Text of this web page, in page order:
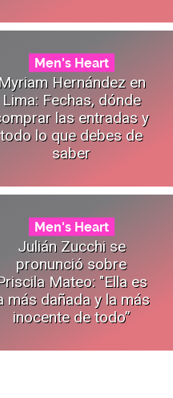
Men's Heart
Myriam Hernández en
Lima: Fechas, dónde
las entradas y
todo lo que debes de
saber
Men's Heart
Julián Zucchi se
pronunció sobre
Mateo: "Ella es
más dañada y la más
inocente de todo”